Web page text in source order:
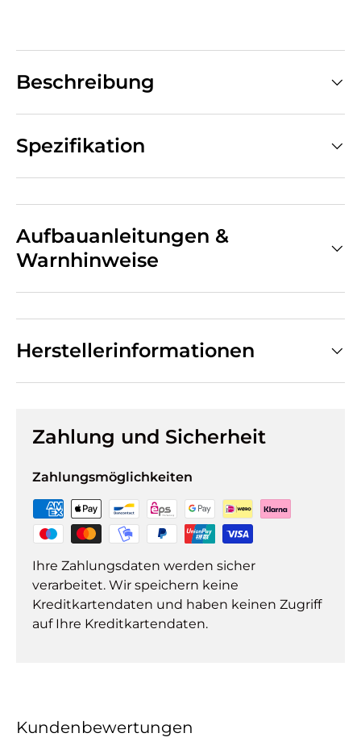
Beschreibung
Spezifikation
Aufbauanleitungen &
Warnhinweise
Herstellerinformationen
Zahlung und Sicherheit
Zahlungsmöglichkeiten
Ihre Zahlungsdaten werden sicher
verarbeitet. Wir speichern keine
Kreditkartendaten und haben keinen Zugriff
auf Ihre Kreditkartendaten.
Kundenbewertungen